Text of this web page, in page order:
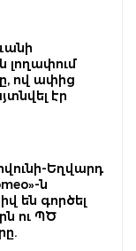
լողափում
ով ափից
էր
Եղվարդ
ն
են գործել
ու ՊԾ